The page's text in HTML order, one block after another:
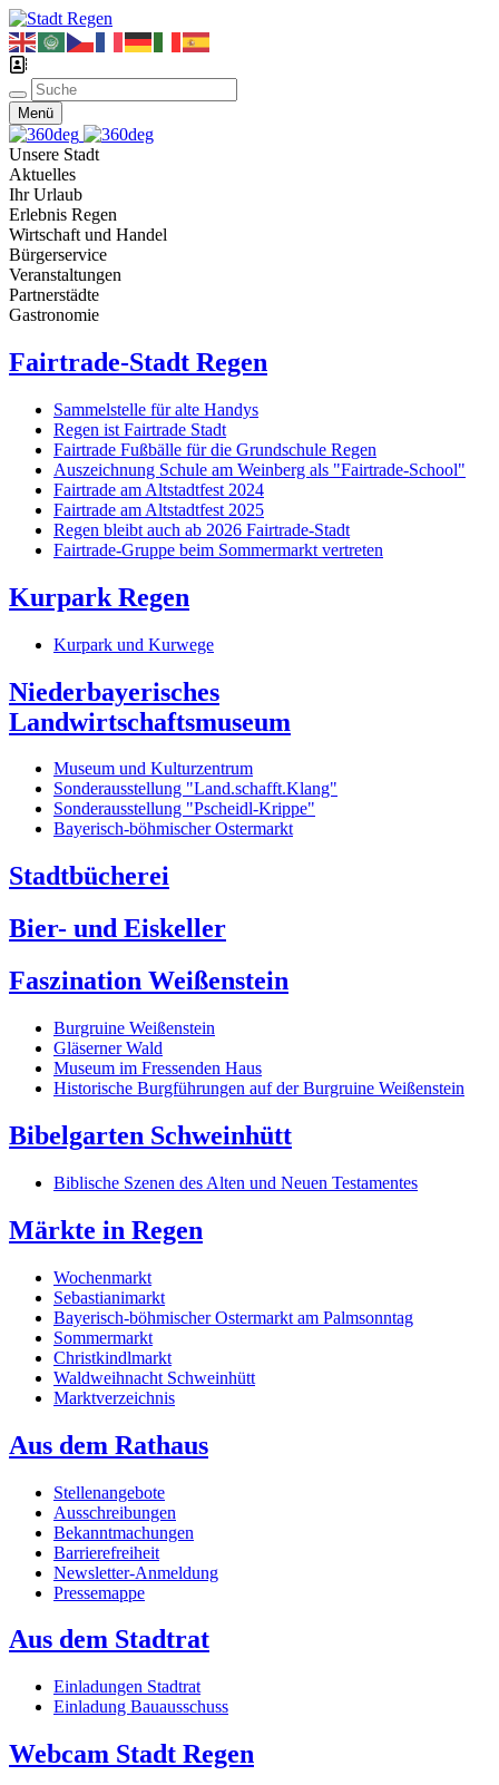
Menü
Unsere Stadt
Aktuelles
Ihr Urlaub
Erlebnis Regen
Wirtschaft und Handel
Bürgerservice
Veranstaltungen
Partnerstädte
Gastronomie
Fairtrade-Stadt Regen
Sammelstelle für alte Handys
Regen ist Fairtrade Stadt
Fairtrade Fußbälle für die Grundschule Regen
Auszeichnung Schule am Weinberg als "Fairtrade-School"
Fairtrade am Altstadtfest 2024
Fairtrade am Altstadtfest 2025
Regen bleibt auch ab 2026 Fairtrade-Stadt
Fairtrade-Gruppe beim Sommermarkt vertreten
Kurpark Regen
Kurpark und Kurwege
Niederbayerisches
Landwirtschaftsmuseum
Museum und Kulturzentrum
Sonderausstellung "Land.schafft.Klang"
Sonderausstellung "Pscheidl-Krippe"
Bayerisch-böhmischer Ostermarkt
Stadtbücherei
Bier- und Eiskeller
Faszination Weißenstein
Burgruine Weißenstein
Gläserner Wald
Museum im Fressenden Haus
Historische Burgführungen auf der Burgruine Weißenstein
Bibelgarten Schweinhütt
Biblische Szenen des Alten und Neuen Testamentes
Märkte in Regen
Wochenmarkt
Sebastianimarkt
Bayerisch-böhmischer Ostermarkt am Palmsonntag
Sommermarkt
Christkindlmarkt
Waldweihnacht Schweinhütt
Marktverzeichnis
Aus dem Rathaus
Stellenangebote
Ausschreibungen
Bekanntmachungen
Barrierefreiheit
Newsletter-Anmeldung
Pressemappe
Aus dem Stadtrat
Einladungen Stadtrat
Einladung Bauausschuss
Webcam Stadt Regen